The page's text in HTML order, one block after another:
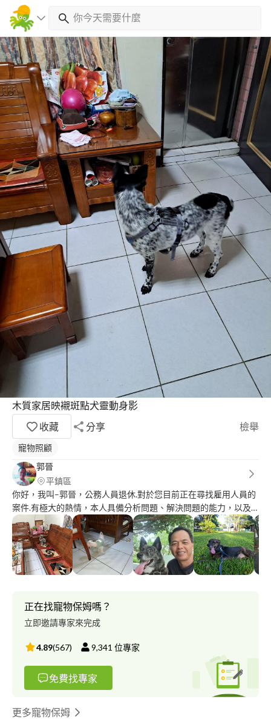
木質家居映襯斑點犬靈動身影
收藏
分享 檢舉
寵物照顧
郭晉
平鎮區
你好，我叫–郭晉，公務人員退休.對於您目前正在尋找雇用人員的
案件.有極大的熱情，本人具備分析問題、解決問題的能力，以及
積極正向的特質。相信過往所培養的能力能夠讓我勝任這份工作，
期望可以得到您的青睞，與您一起成長，謝謝！
正在找寵物保姆嗎？
立即邀請專家來完成
4.89(567) 9,341 位專家
免費找專家
更多寵物保姆